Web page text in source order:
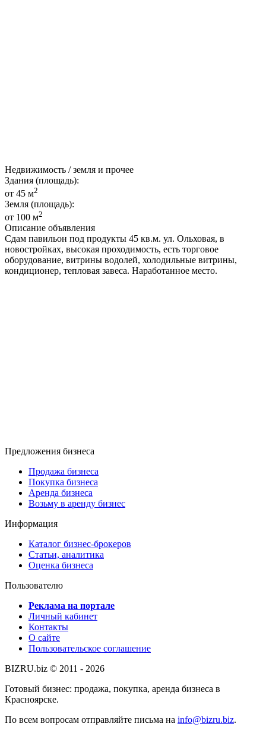
Недвижимость / земля и прочее
Здания (площадь):
от 45 м2
Земля (площадь):
от 100 м2
Описание объявления
Сдам павильон под продукты 45 кв.м. ул. Ольховая, в
новостройках, высокая проходимость, есть торговое
оборудование, витрины водолей, холодильные витрины,
кондиционер, тепловая завеса. Наработанное место.
Предложения бизнеса
Продажа бизнеса
Покупка бизнеса
Аренда бизнеса
Возьму в аренду бизнес
Информация
Каталог бизнес-брокеров
Статьи, аналитика
Оценка бизнеса
Пользователю
Реклама на портале
Личный кабинет
Контакты
О сайте
Пользовательское соглашение
BIZRU.biz © 2011 - 2026
Готовый бизнес: продажа, покупка, аренда бизнеса в
Красноярске.
По всем вопросам отправляйте письма на info@bizru.biz.